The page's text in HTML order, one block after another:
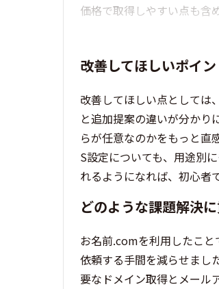
価格で取得しやすい点も含
改善してほしいポイン
改善してほしい点としては
と追加提案の違いが分かり
らが任意なのかをもっと直
S設定についても、用途別
れるようになれば、初心者
どのような課題解決
お名前.comを利用したこ
依頼する手間を減らせまし
要なドメイン取得とメール